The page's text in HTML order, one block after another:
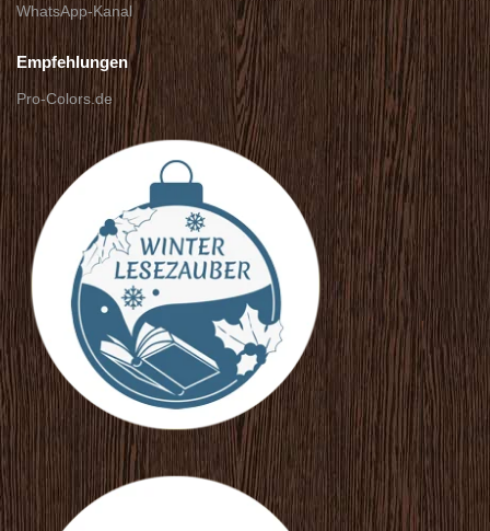
WhatsApp-Kanal
Empfehlungen
Pro-Colors.de